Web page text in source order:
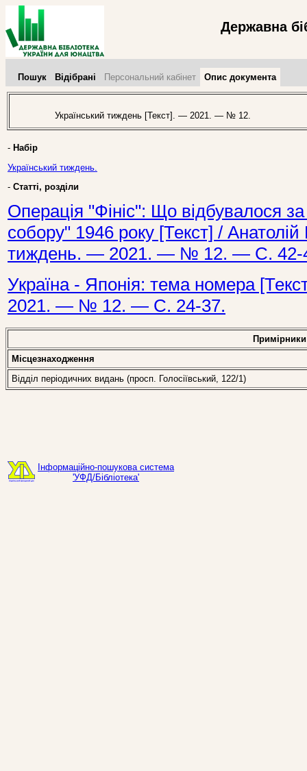
Державна
Пошук Відібрані Персональний кабінет Опис документа
Український тиждень [Текст]. — 2021. — № 12.
- Набір
Український тиждень.
- Статті, розділи
Операція "Фініс": Що відбувалося
собору" 1946 року [Текст] /
тиждень. — 2021. — № 12. — С. 42-
Україна - Японія: тема номера
2021. — № 12. — С. 24-37.
Примірники
Місцезнаходження
Відділ періодичних видань (просп. Голосіївський, 122/1)
Інформаційно-пошукова система
'УФД/Бібліотека'